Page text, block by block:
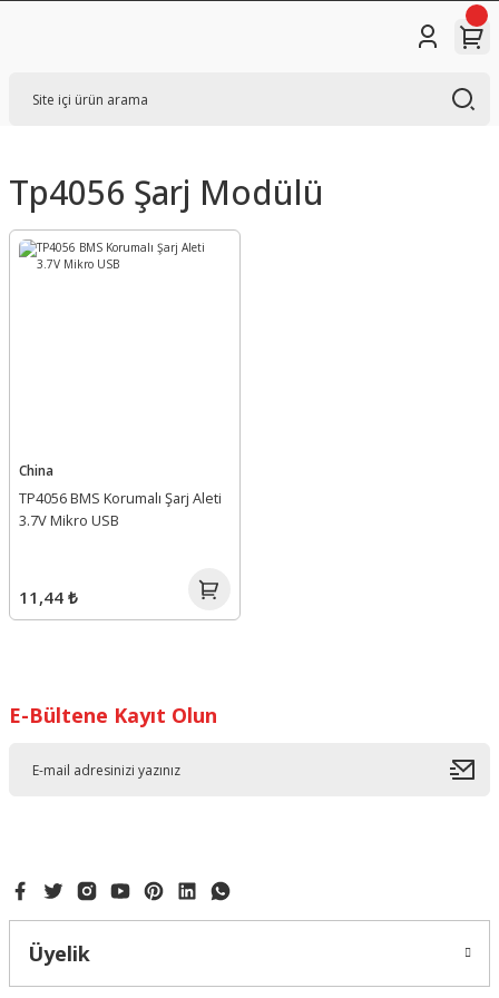
Tp4056 Şarj Modülü
China
TP4056 BMS Korumalı Şarj Aleti
3.7V Mikro USB
11,44 ₺
E-Bültene Kayıt Olun
Üyelik